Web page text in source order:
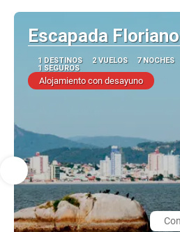
Escapada
1 DESTINOS 2 VUELOS 7 NOCHES
1 SEGUROS
Alojamiento con desayuno